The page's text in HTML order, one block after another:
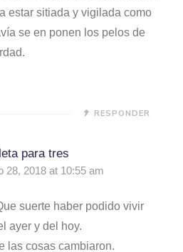
estar sitiada y vigilada como
se en ponen los pelos de
RESPONDER
para tres
28, 2018 at 10:55 am
suerte haber podido vivir
ayer y del hoy.
las cosas cambiaron.